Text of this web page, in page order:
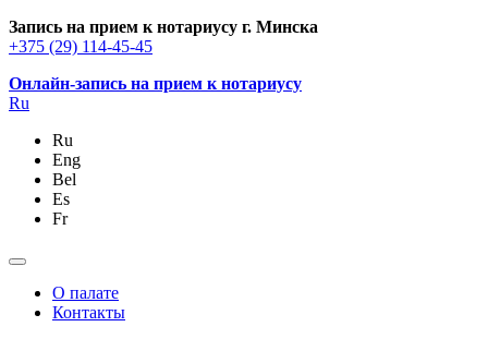
Запись на прием к нотариусу г. Минска
+375 (29) 114-45-45
Онлайн-запись на прием к нотариусу
Ru
Ru
Eng
Bel
Es
Fr
О палате
Контакты